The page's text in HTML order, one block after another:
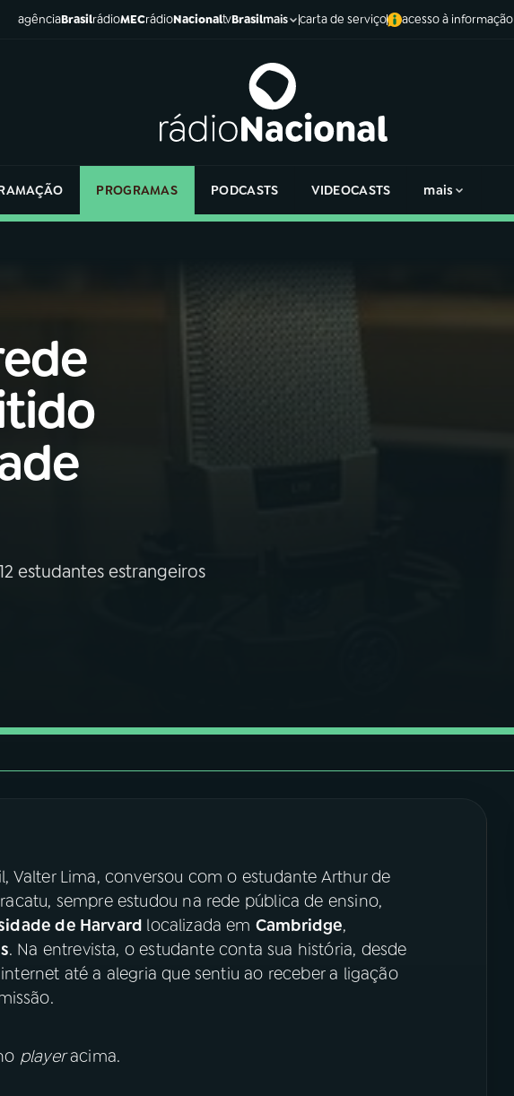
agênciaBrasilrádioMECrádioNacionaltvBrasilmais carta de serviço acesso à informação
PROGRAMAS PODCASTS VIDEOCASTS mais
estudantes estrangeiros
Valter Lima, conversou com o estudante Arthur de
sempre estudou na rede pública de ensino,
de Harvard localizada em Cambridge,
. Na entrevista, o estudante conta sua história, desde
até a alegria que sentiu ao receber a ligação
playeracima.